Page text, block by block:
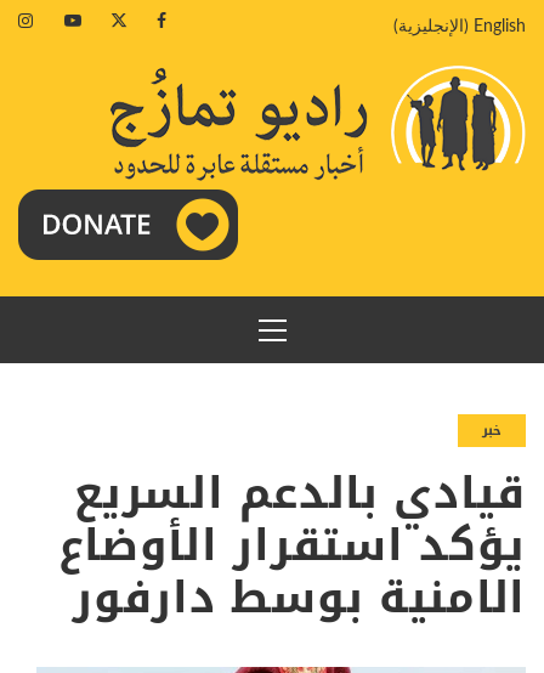
إلىEnglish
( الإنجليزية)
Facebook
Twitter
Youtube
القائمة
الرئيسية
خبر
قيادي بالدعم السريع
يؤكد استقرار الأوضاع
الامنية بوسط دارفور